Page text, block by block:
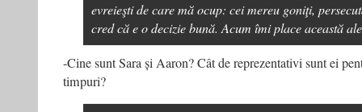
evreieşti de care mă ocup: cei mereu goniţi,
cred că e o decizie bună. Acum îmi place această
-Cine sunt Sara și Aaron? Cât de reprezentativi sunt ei
timpuri?